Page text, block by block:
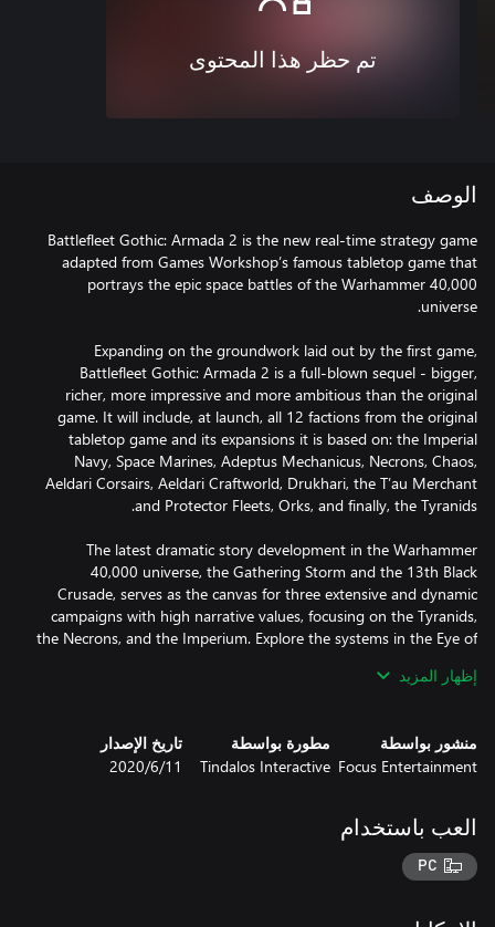
تم حظر هذا المحتوى
الوصف
Battlefleet Gothic: Armada 2 is the new real-time strategy game
adapted from Games Workshop’s famous tabletop game that
portrays the epic space battles of the Warhammer 40,000
Expanding on the groundwork laid out by the first game,
Battlefleet Gothic: Armada 2 is a full-blown sequel - bigger,
richer, more impressive and more ambitious than the original
game. It will include, at launch, all 12 factions from the original
tabletop game and its expansions it is based on: the Imperial
Navy, Space Marines, Adeptus Mechanicus, Necrons, Chaos,
Aeldari Corsairs, Aeldari Craftworld, Drukhari, the T’au Merchant
The latest dramatic story development in the Warhammer
40,000 universe, the Gathering Storm and the 13th Black
Crusade, serves as the canvas for three extensive and dynamic
campaigns with high narrative values, focusing on the Tyranids,
the Necrons, and the Imperium. Explore the systems in the Eye of
modes and features for a better and more balanced online
experience, as well as improvements across the board and even
Gothic: Armada 2 promises to be the ultimate Warhammer
إظهار المزيد
منشور بواسطة
Focus Entertainment
مطورة بواسطة
Tindalos Interactive
تاريخ الإصدار
11‏/6‏/2020
العب باستخدام
PC